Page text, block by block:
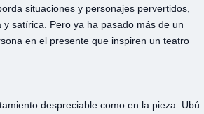
situaciones y personajes pervertidos,
satírica. Pero ya ha pasado más de un
en el presente que inspiren un teatro
despreciable como en la pieza. Ubú